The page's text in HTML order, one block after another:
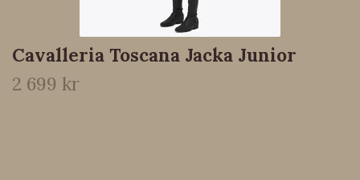
Cavalleria Toscana Jacka Junior
2 699 kr